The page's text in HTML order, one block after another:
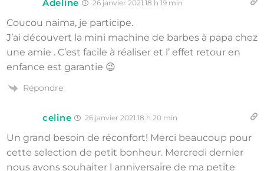
Adeline 26 janvier 2021 18 h 19 min
Coucou naima, je participe.
J’ai découvert la mini machine de barbes à papa chez
une amie . C’est facile à réaliser et l’ effet retour en
enfance est garantie 😉
Répondre
celine 26 janvier 2021 18 h 20 min
Un grand besoin de réconfort! Merci beaucoup pour
cette selection de petit bonheur. Mercredi dernier
nous avons souhaiter l anniversaire de ma petite